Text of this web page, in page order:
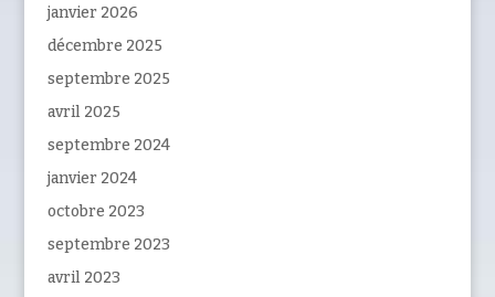
janvier 2026
décembre 2025
septembre 2025
avril 2025
septembre 2024
janvier 2024
octobre 2023
septembre 2023
avril 2023